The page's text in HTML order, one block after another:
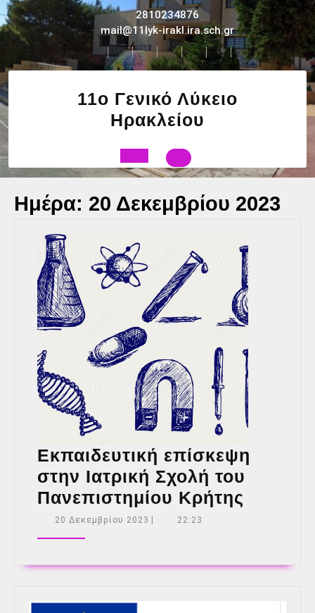
Skip
to
content
2810234876
mail@11lyk-irakl.ira.sch.gr
11ο Γενικό Λύκειο
Ηρακλείου
Open
Button
Ημέρα: 20 Δεκεμβρίου 2023
Εκπαιδευτική επίσκεψη
στην Ιατρική Σχολή του
Πανεπιστημίου Κρήτης
Ιατρική
20 Δεκεμβρίου 2023 20
22:23